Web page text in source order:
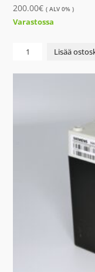
200.00€ ( ALV 0% )
Varastossa
Paisuntaventtiili
E5VA2
Lisää